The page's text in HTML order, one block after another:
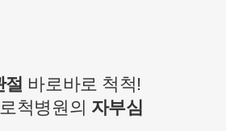
절 바로바로 척척!
척병원의 자부심
는 귀하의 개인정보를 보유할 수 있습니
처리에 관한 기록 : 3년 (전자상거래 등에